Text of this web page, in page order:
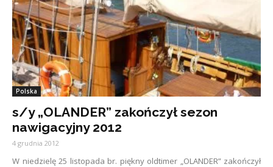
Polska
s/y „OLANDER” zakończył sezon
nawigacyjny 2012
4 grudnia 2012
W niedzielę 25 listopada br. piękny oldtimer „OLANDER” zakończył